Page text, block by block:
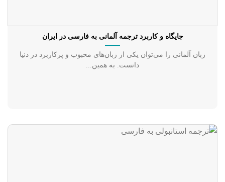
جایگاه و کاربرد ترجمه آلمانی به فارسی در ایران
زبان آلمانی را می‌توان یکی از زبان‌های محبوب و پرکاربرد در دنیا
دانست. به همین...